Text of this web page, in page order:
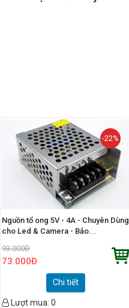
-22%
Nguồn tổ ong 5V - 4A - Chuyên Dùng
cho Led & Camera - Bảo...
93.000Đ
73.000Đ
Chi tiết
Lượt mua: 0